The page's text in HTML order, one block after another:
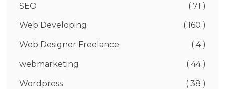
SEO ( 71 )
Web Developing ( 160 )
Web Designer Freelance ( 4 )
webmarketing ( 44 )
Wordpress ( 38 )